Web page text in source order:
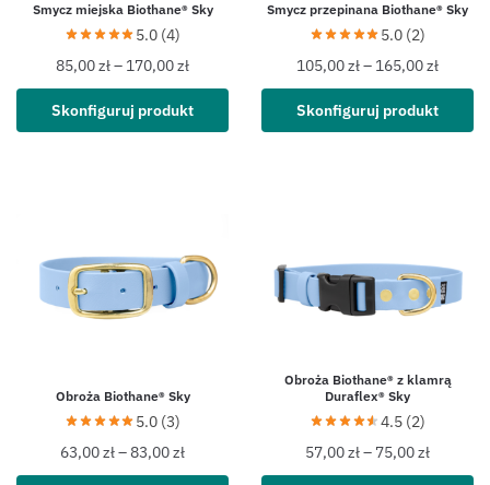
Smycz miejska Biothane® Sky
5.0 (4)
85,00zł– 170,00zł
Skonfiguruj produkt
Smycz przepinana Biothane® Sky
5.0 (2)
105,00zł– 165,00zł
Skonfiguruj produkt
Obroża Biothane® Sky
5.0 (3)
63,00zł–83,00zł
Obroża Biothane® z klamrą
Duraflex® Sky
4.5 (2)
57,00zł– 75,00zł